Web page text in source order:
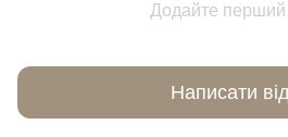
Додайте перший
Написати